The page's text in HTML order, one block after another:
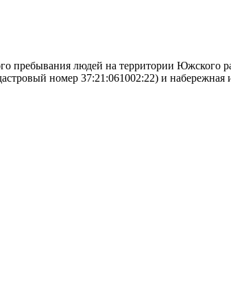
пребывания людей на территории
номер 37:21:061002:22) и